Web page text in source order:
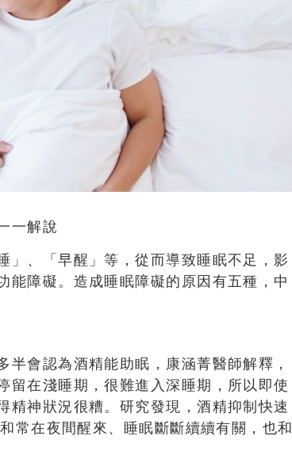
一解說
」、「早醒」等，從而導致睡眠不足，影
能障礙。造成睡眠障礙的原因有五種，中
會認為酒精能助眠，康涵菁醫師解釋，
留在淺睡期，很難進入深睡期，所以即使
精神狀況很糟。研究發現，酒精抑制快速
常在夜間醒來、睡眠斷斷續續有關，也和